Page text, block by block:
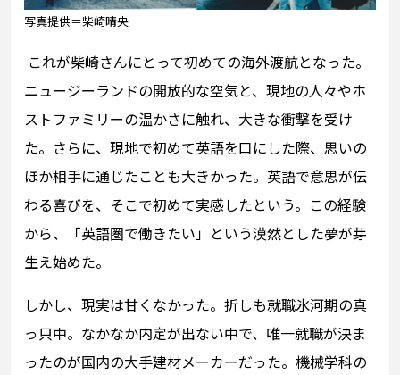
写真提供＝柴崎晴央
これが柴崎さんにとって初めての海外渡航となった。
ニュージーランドの開放的な空気と、現地の人々やホ
ストファミリーの温かさに触れ、大きな衝撃を受け
た。さらに、現地で初めて英語を口にした際、思いの
ほか相手に通じたことも大きかった。英語で意思が伝
わる喜びを、そこで初めて実感したという。この経験
から、「英語圏で働きたい」という漠然とした夢が芽
生え始めた。
しかし、現実は甘くなかった。折しも就職氷河期の真
っ只中。なかなか内定が出ない中で、唯一就職が決ま
ったのが国内の大手建材メーカーだった。機械学科の